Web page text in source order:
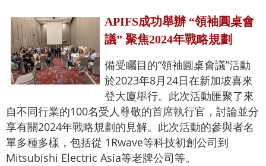
APIFS成功舉辦 “領袖圓桌會
議” 聚焦2024年戰略規劃
備受矚目的“領袖圓桌會議”活動
於2023年8月24日在新加坡喜來
登大廈舉行。此次活動匯聚了來
自不同行業的100名受人尊敬的首席執行官，討論並分
享有關2024年戰略規劃的見解。此次活動的參與者名
單多種多樣，包括從 1Rwave等科技初創公司到
Mitsubishi Electric Asia等老牌公司等。